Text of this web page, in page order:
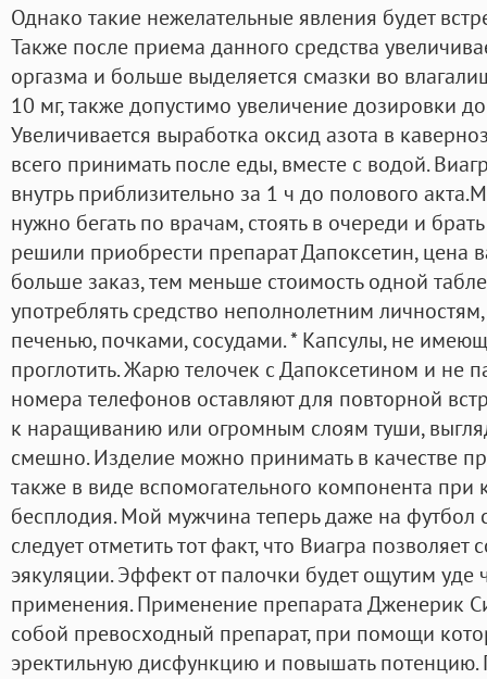
Однако такие нежелательные явления будет
Также после приема данного средства
оргазма и больше выделяется смазки во
10 мг, также допустимо увеличение дозировки
Увеличивается выработка оксид азота в
всего принимать после еды, вместе с водой.
внутрь приблизительно за 1 ч до полового
нужно бегать по врачам, стоять в очереди и
решили приобрести препарат Дапоксетин, цена
больше заказ, тем меньше стоимость одной
употреблять средство неполнолетним
печенью, почками, сосудами. * Капсулы, не
проглотить. Жарю телочек с Дапоксетином и не
номера телефонов оставляют для повторной
к наращиванию или огромным слоям туши,
смешно. Изделие можно принимать в качестве
также в виде вспомогательного компонента
бесплодия. Мой мужчина теперь даже на футбол
следует отметить тот факт, что Виагра
эякуляции. Эффект от палочки будет ощутим уде
применения. Применение препарата Дженерик
собой превосходный препарат, при помощи
эректильную дисфункцию и повышать потенцию.